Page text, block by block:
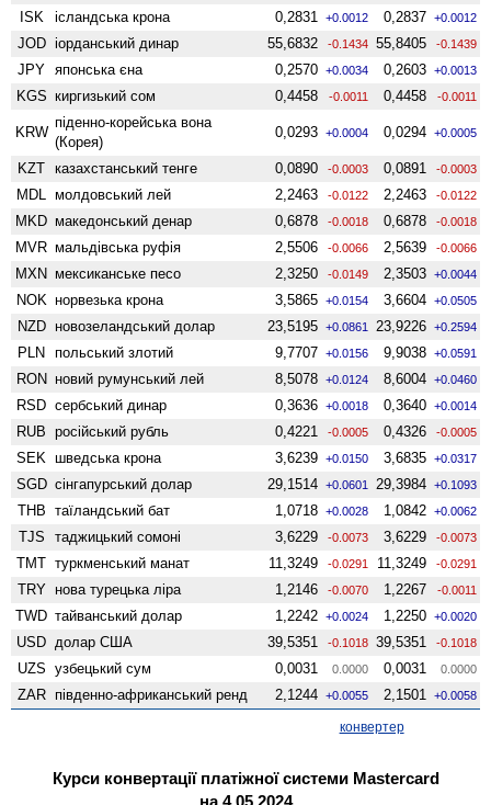
ISK ісландська крона 0,2831 +0.0012 0,2837 +0.0012
JOD іорданський динар 55,6832 -0.1434 55,8405 -0.1439
JPY японська єна 0,2570 +0.0034 0,2603 +0.0013
KGS киргизький сом 0,4458 -0.0011 0,4458 -0.0011
KRW
піденно-корейська вона
(Корея)
0,0293 +0.0004 0,0294 +0.0005
KZT казахстанський тенге 0,0890 -0.0003 0,0891 -0.0003
MDL молдовський лей 2,2463 -0.0122 2,2463 -0.0122
MKD македонський денар 0,6878 -0.0018 0,6878 -0.0018
MVR мальдівська руфія 2,5506 -0.0066 2,5639 -0.0066
MXN мексиканське песо 2,3250 -0.0149 2,3503 +0.0044
NOK норвезька крона 3,5865 +0.0154 3,6604 +0.0505
NZD ново­зеландський долар 23,5195 +0.0861 23,9226 +0.2594
PLN польський злотий 9,7707 +0.0156 9,9038 +0.0591
RON новий румунський лей 8,5078 +0.0124 8,6004 +0.0460
RSD сербський динар 0,3636 +0.0018 0,3640 +0.0014
RUB російський рубль 0,4221 -0.0005 0,4326 -0.0005
SEK шведська крона 3,6239 +0.0150 3,6835 +0.0317
SGD сінгапурський долар 29,1514 +0.0601 29,3984 +0.1093
THB таїландський бат 1,0718 +0.0028 1,0842 +0.0062
TJS таджицький сомоні 3,6229 -0.0073 3,6229 -0.0073
TMT туркменський манат 11,3249 -0.0291 11,3249 -0.0291
TRY нова турецька ліра 1,2146 -0.0070 1,2267 -0.0011
TWD тайванський долар 1,2242 +0.0024 1,2250 +0.0020
USD долар США 39,5351 -0.1018 39,5351 -0.1018
UZS узбецький сум 0,0031 0.0000 0,0031 0.0000
ZAR південно-африканський ренд 2,1244 +0.0055 2,1501 +0.0058
конвертер
Курси конвертації платіжної системи Mastercard
на 4.05.2024